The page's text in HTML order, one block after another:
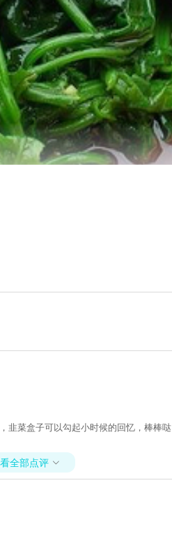
韭菜盒子可以勾起小时候的回忆，棒棒哒
全部点评 